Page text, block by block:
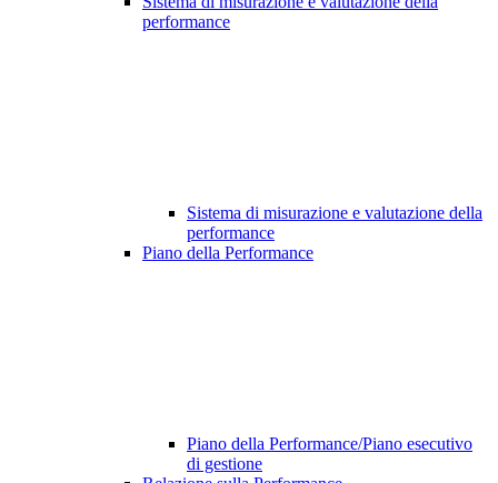
performance
Sistema di misurazione e valutazione della
performance
Piano della Performance
Piano della Performance/Piano esecutivo
di gestione